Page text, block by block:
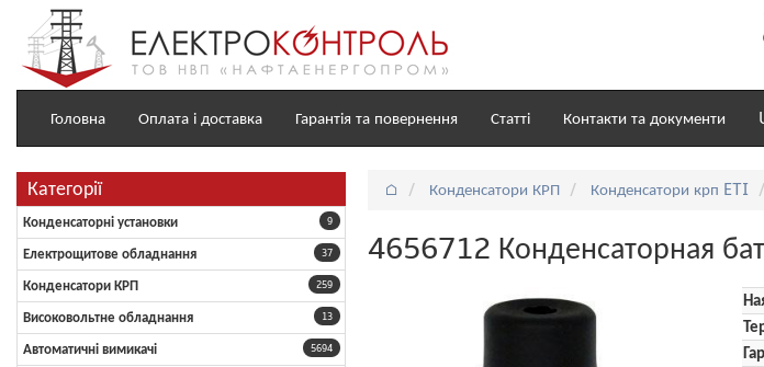
Головна Оплата і доставка Гарантія та повернення Статті Контакти та документи
Категорії
9
Конденсаторні установки
37
Електрощитове обладнання
259
Конденсатори КРП
13
Високовольтне обладнання
5694
Автоматичні вимикачі
⌂ Конденсатори КРП Конденсатори крп ETI
4656712 Конденсаторная